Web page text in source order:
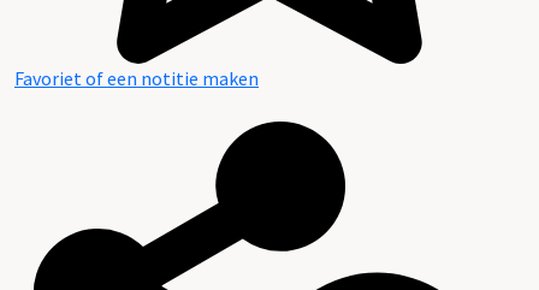
Favoriet of een notitie maken